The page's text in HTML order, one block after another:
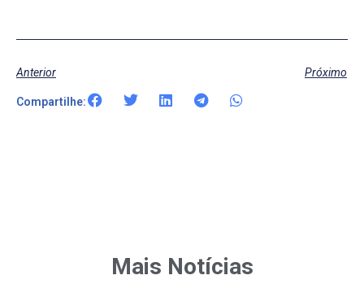
Anterior Próximo
Compartilhe:
Mais Notícias